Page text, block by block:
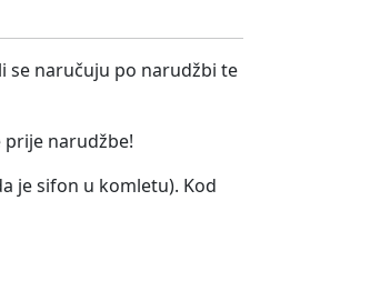
se naručuju po narudžbi te
narudžbe!
je sifon u komletu). Kod